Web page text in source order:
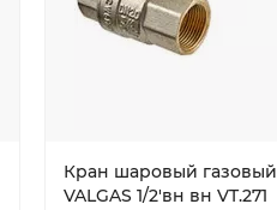
Кран шаровый газовый
VALGAS 1/2'вн вн VT.271